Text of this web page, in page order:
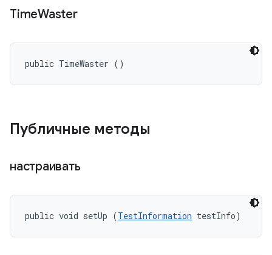
TimeWaster
public TimeWaster ()
Публичные методы
настраивать
public void setUp (TestInformation testInfo)